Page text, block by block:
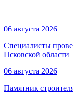
06 августа 2026
Специалисты
Псковской области
06 августа 2026
Памятник